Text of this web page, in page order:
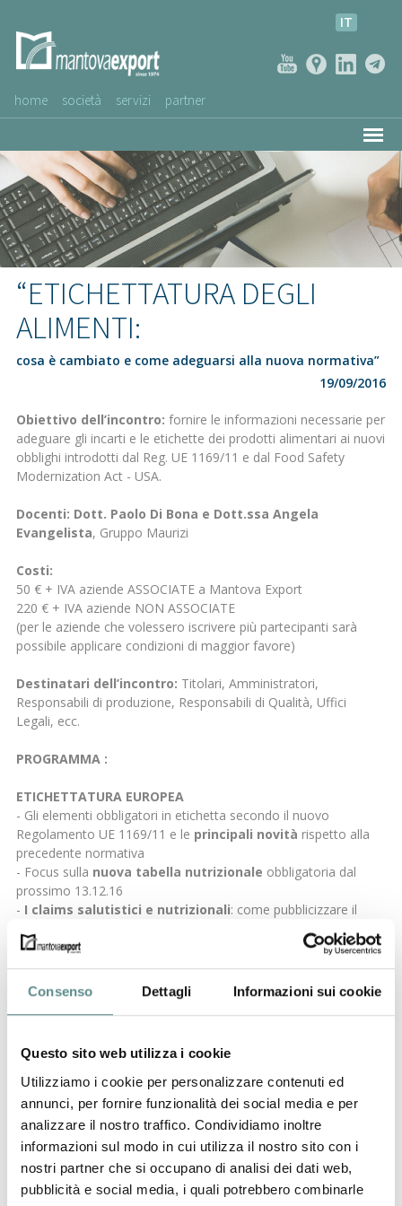
Consenso Dettagli Informazioni sui cookie
Questo sito web utilizza i cookie
Utilizziamo i cookie per personalizzare contenuti ed
annunci, per fornire funzionalità dei social media e per
analizzare il nostro traffico. Condividiamo inoltre
informazioni sul modo in cui utilizza il nostro sito con i
nostri partner che si occupano di analisi dei dati web,
pubblicità e social media, i quali potrebbero combinarle
IT
home società servizi partner
AZIENDE CLIENTI
NEWS
VIDEO
SERVIZIO CLIENTI
“ETICHETTATURA DEGLI
ALIMENTI:
cosa è cambiato e come adeguarsi alla nuova normativa”
19/09/2016
Obiettivo dell’incontro: fornire le informazioni necessarie per
adeguare gli incarti e le etichette dei prodotti alimentari ai nuovi
obblighi introdotti dal Reg. UE 1169/11 e dal Food Safety
Modernization Act - USA.
Docenti: Dott. Paolo Di Bona e Dott.ssa Angela
Evangelista, Gruppo Maurizi
Costi:
50 € + IVA aziende ASSOCIATE a Mantova Export
220 € + IVA aziende NON ASSOCIATE
(per le aziende che volessero iscrivere più partecipanti sarà
possibile applicare condizioni di maggior favore)
Destinatari dell’incontro: Titolari, Amministratori,
Responsabili di produzione, Responsabili di Qualità, Uffici
Legali, ecc.
PROGRAMMA :
ETICHETTATURA EUROPEA
- Gli elementi obbligatori in etichetta secondo il nuovo
Regolamento UE 1169/11 e le principali novità rispetto alla
precedente normativa
- Focus sulla nuova tabella nutrizionale obbligatoria dal
prossimo 13.12.16
- I claims salutistici e nutrizionali: come pubblicizzare il
- Etichettatura di origine e
- Nuovo sistema sanzionatorio
-Nutrition facts:differenze con la dichiarazione nutrizionale
europea e focus sugli imminenti cambiamenti
- Nuove norme di commercializzazione per le aziende(Food
Safety Modernization Act)
alla luce dei chiarimenti forniti
dalla Food and Drug Administration
PARTECIPAZIONE:
Per poter partecipare è necessario compilare il moduloe